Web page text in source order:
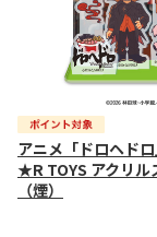
アニメ「ドロヘド
★R TOYS アクリル
（煙）